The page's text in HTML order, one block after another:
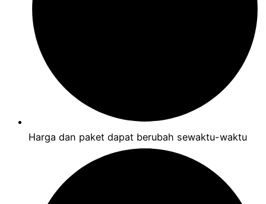
Harga dan paket dapat berubah sewaktu-waktu